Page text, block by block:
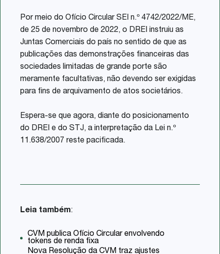
Por meio do Ofício Circular SEI n.º 4742/2022/ME,
de 25 de novembro de 2022, o DREI instruiu as
Juntas Comerciais do país no sentido de que as
publicações das demonstrações financeiras das
sociedades limitadas de grande porte são
meramente facultativas, não devendo ser exigidas
para fins de arquivamento de atos societários.
Espera-se que agora, diante do posicionamento
do DREI e do STJ, a interpretação da Lei n.º
11.638/2007 reste pacificada.
Leia também:
CVM publica Ofício Circular envolvendo
tokens de renda fixa
Nova Resolução da CVM traz ajustes